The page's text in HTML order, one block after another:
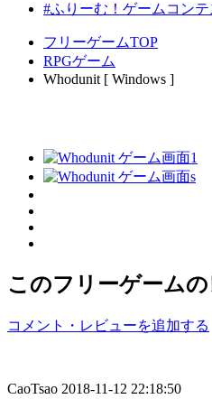
#ふりーむ！ゲームコン
フリーゲームTOP
RPGゲーム
Whodunit [ Windows ]
このフリーゲーム
コメント・レビューを追加する
CaoTsao 2018-11-12 22:18:50